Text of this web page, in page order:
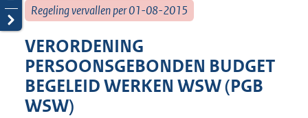
Regeling vervallen per 01-08-2015
VERORDENING
PERSOONSGEBONDEN BUDGET
BEGELEID WERKEN WSW (PGB
WSW)